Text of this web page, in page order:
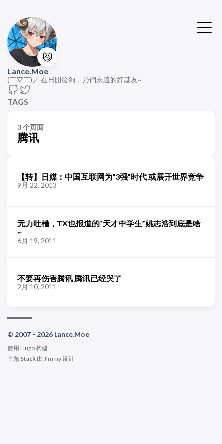
😼
Lance.Moe
(￣▽￣)／ 在日開發狗，乃們永遠的好基友~
TAGS
3 个页面
腾讯
【转】日媒：中国互联网为“3强”时代 或展开世界竞争
9月 22, 2013
无力吐槽，TX也报道的“天才中学生”姚志浩到底是啥
~
6月 19, 2011
不要再伤害腾讯 腾讯已经哭了
2月 10, 2011
© 2007 - 2026 Lance.Moe
使用 Hugo构建
主题 Stack 由 Jimmy设计